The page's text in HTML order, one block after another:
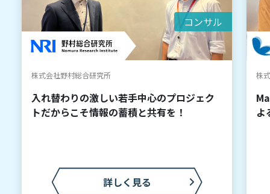
コンサル
株式会社野村総合研究所
入れ替わりの激しい若手中心のプロジェク
トだからこそ情報の蓄積と共有を！
詳しく見る
株
よ